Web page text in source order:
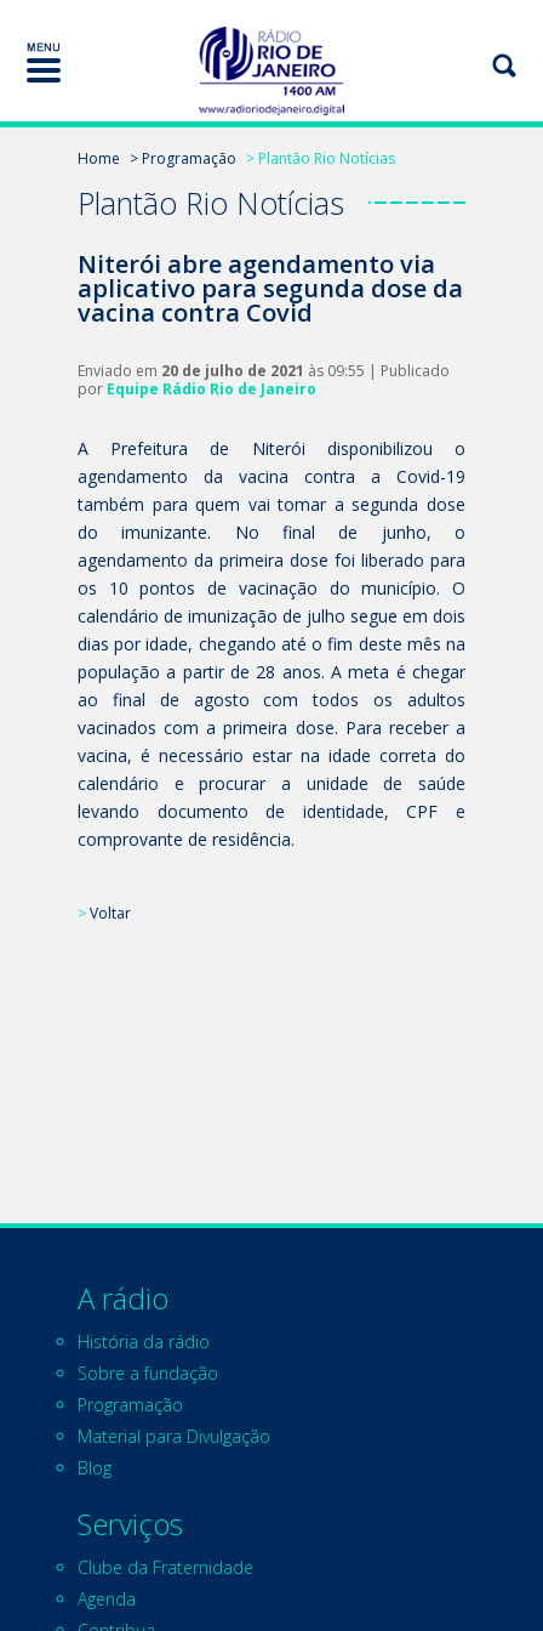
Home > Programação > Plantão Rio Notícias
Plantão Rio Notícias
Niterói abre agendamento via
aplicativo para segunda dose da
vacina contra Covid
Enviado em 20 de julho de 2021 às 09:55 | Publicado
por Equipe Rádio Rio de Janeiro
A Prefeitura de Niterói disponibilizou o
agendamento da vacina contra a Covid-19
também para quem vai tomar a segunda dose
do imunizante. No final de junho, o
agendamento da primeira dose foi liberado para
os 10 pontos de vacinação do município. O
calendário de imunização de julho segue em dois
dias por idade, chegando até o fim deste mês na
população a partir de 28 anos. A meta é chegar
ao final de agosto com todos os adultos
vacinados com a primeira dose. Para receber a
vacina, é necessário estar na idade correta do
calendário e procurar a unidade de saúde
levando documento de identidade, CPF e
comprovante de residência.
>Voltar
A rádio
História da rádio
Sobre a fundação
Programação
Material para Divulgação
Blog
Serviços
Clube da Fraternidade
Agenda